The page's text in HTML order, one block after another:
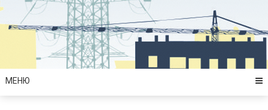
Перейти
содержимому
МЕНЮ